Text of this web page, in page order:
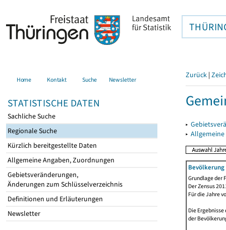
Home Kontakt Suche Newsletter
STATISTISCHE DATEN
Sachliche Suche
Regionale Suche
Kürzlich bereitgestellte Daten
Allgemeine Angaben, Zuordnungen
Gebietsveränderungen,
Änderungen zum Schlüsselverzeichnis
Definitionen und Erläuterungen
Newsletter
Zurück |
▸
▸
Grundlage der
Der Zensus
Für die Jahre
Die
der